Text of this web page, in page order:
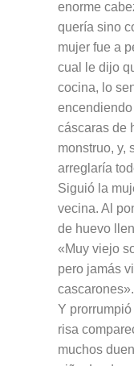
enorme
quería sino
mujer fue a
cual le dijo
cocina, lo
cáscaras de
monstruo, y,
arreglaría
Siguió la
vecina. Al
de huevo
«Muy viejo
pero jamás
cascarones».
Y
risa
muchos